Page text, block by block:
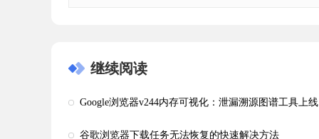
继续阅读
Google浏览器v244内存可视化：泄漏溯源图谱工具上线
谷歌浏览器下载任务无法恢复的快速解决方法